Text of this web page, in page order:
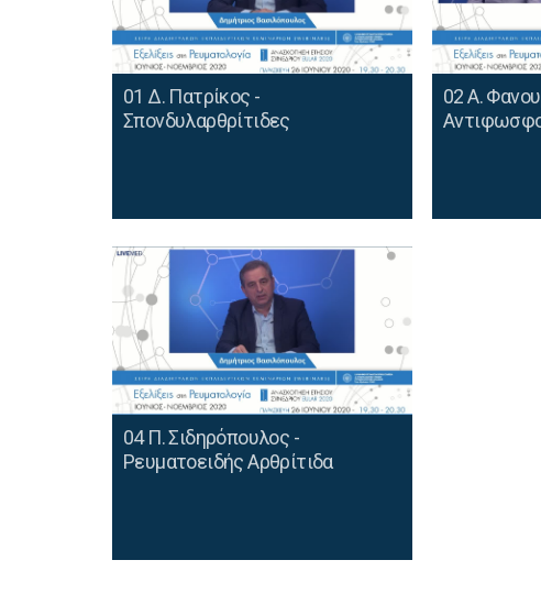
01 Δ. Πατρίκος -
Σπονδυλαρθρίτιδες
02 A.
04 Π. Σιδηρόπουλος -
Ρευματοειδής Aρθρίτιδα